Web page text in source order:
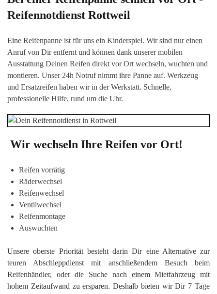
Reifennotdienst Rottweil
Eine Reifenpanne ist für uns ein Kinderspiel. Wir sind nur einen
Anruf von Dir entfernt und können dank unserer mobilen
Ausstattung Deinen Reifen direkt vor Ort wechseln, wuchten und
montieren. Unser 24h Notruf nimmt ihre Panne auf. Werkzeug
und Ersatzreifen haben wir in der Werkstatt. Schnelle,
professionelle Hilfe, rund um die Uhr.
Wir wechseln Ihre Reifen vor Ort!
Reifen vorrätig
Räderwechsel
Reifenwechsel
Ventilwechsel
Reifenmontage
Auswuchten
Unsere oberste Priorität besteht darin Dir eine Alternative zur
teuren Abschleppdienst mit anschließendem Besuch beim
Reifenhändler, oder die Suche nach einem Mietfahrzeug mit
hohem Zeitaufwand zu ersparen. Deshalb bieten wir Dir 7 Tage